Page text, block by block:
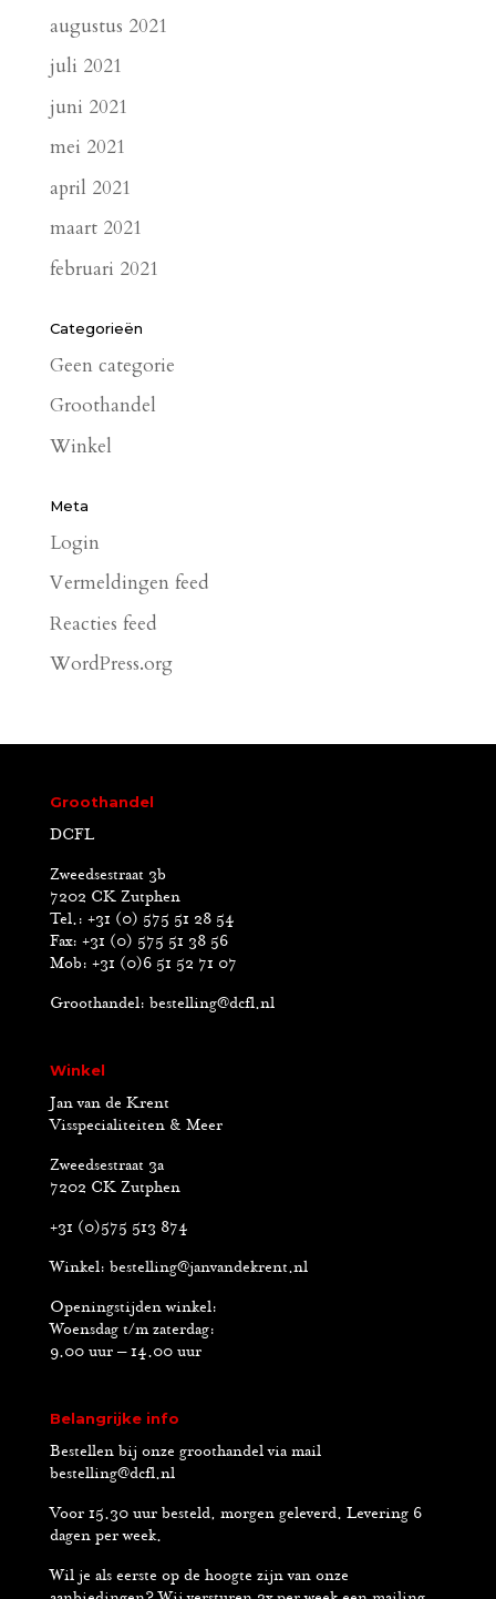
augustus 2021
juli 2021
juni 2021
mei 2021
april 2021
maart 2021
februari 2021
Categorieën
Geen categorie
Groothandel
Winkel
Meta
Login
Vermeldingen feed
Reacties feed
WordPress.org
Groothandel
DCFL
Zweedsestraat 3b
7202 CK Zutphen
Tel.: +31 (0) 575 51 28 54
Fax: +31 (0) 575 51 38 56
Mob: +31 (0)6 51 52 71 07
Groothandel: bestelling@dcfl.nl
Winkel
Jan van de Krent
Visspecialiteiten & Meer
Zweedsestraat 3a
7202 CK Zutphen
+31 (0)575 513 874
Winkel: bestelling@janvandekrent.nl
Openingstijden winkel:
Woensdag t/m zaterdag:
9.00 uur – 14.00 uur
Belangrijke info
Bestellen bij onze groothandel via mail
bestelling@dcfl.nl
Voor 15.30 uur besteld, morgen geleverd. Levering 6
dagen per week.
Wil je als eerste op de hoogte zijn van onze